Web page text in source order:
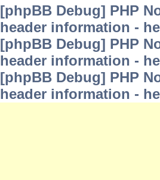
[phpBB Debug] PHP
header information -
[phpBB Debug] PHP
header information -
[phpBB Debug] PHP
header information -